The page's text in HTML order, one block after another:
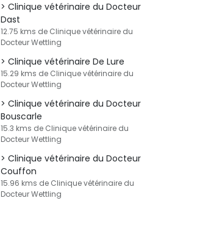
Clinique vétérinaire du Docteur
Dast
12.75 kms de Clinique vétérinaire du
Docteur Wettling
Clinique vétérinaire De Lure
15.29 kms de Clinique vétérinaire du
Docteur Wettling
Clinique vétérinaire du Docteur
Bouscarle
15.3 kms de Clinique vétérinaire du
Docteur Wettling
Clinique vétérinaire du Docteur
Couffon
15.96 kms de Clinique vétérinaire du
Docteur Wettling